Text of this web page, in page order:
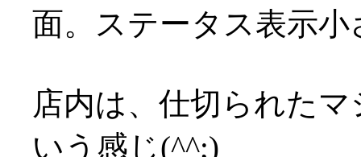
面。ステータス表示
店内は、仕切られた
いう感じ(^^;)